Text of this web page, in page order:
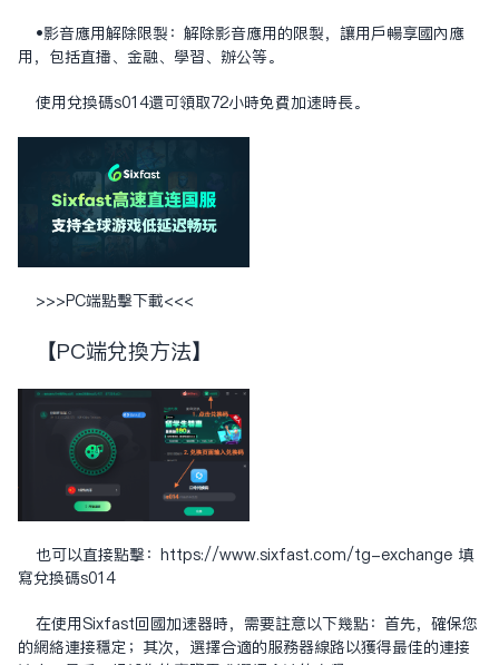
•‌影音应用解除限制‌：解除影音应用的限制，让用户畅享国内应
用，包括直播、金融、学习、办公等。
使用兑换码s014还可领取72小时免费加速时长。
>>>PC端点击下载<<<
【PC端兑换方法】
也可以直接点击： https://www.sixfast.com/tg-exchange 填
写兑换码s014
在使用Sixfast回国加速器时，需要注意以下几点：首先，确保您
的网络连接稳定；其次，选择合适的服务器线路以获得最佳的连接